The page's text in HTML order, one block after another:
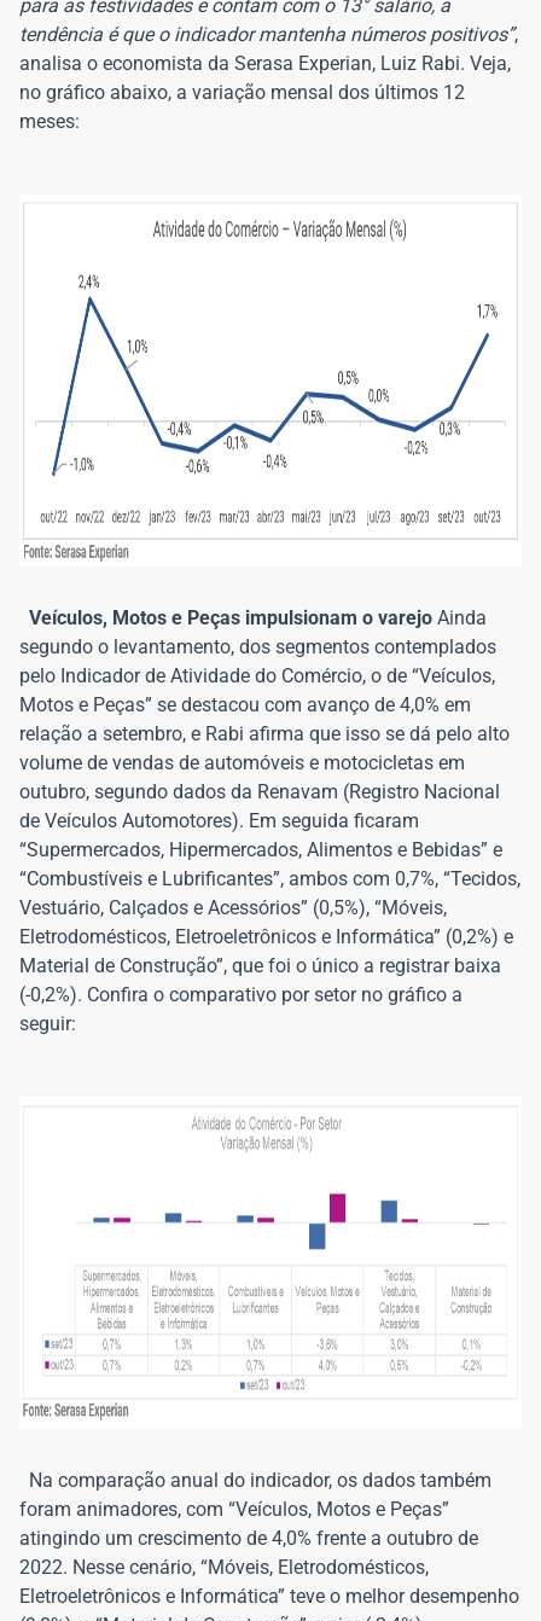
para as festividades e contam com o 13° salário, a
tendência é que o indicador mantenha números positivos”,
analisa o economista da Serasa Experian, Luiz Rabi. Veja,
no gráfico abaixo, a variação mensal dos últimos 12
meses:
Veículos, Motos e Peças impulsionam o varejo Ainda
segundo o levantamento, dos segmentos contemplados
pelo Indicador de Atividade do Comércio, o de “Veículos,
Motos e Peças” se destacou com avanço de 4,0% em
relação a setembro, e Rabi afirma que isso se dá pelo alto
volume de vendas de automóveis e motocicletas em
outubro, segundo dados da Renavam (Registro Nacional
de Veículos Automotores). Em seguida ficaram
“Supermercados, Hipermercados, Alimentos e Bebidas” e
“Combustíveis e Lubrificantes”, ambos com 0,7%, “Tecidos,
Vestuário, Calçados e Acessórios” (0,5%), “Móveis,
Eletrodomésticos, Eletroeletrônicos e Informática” (0,2%) e
Material de Construção”, que foi o único a registrar baixa
(-0,2%). Confira o comparativo por setor no gráfico a
seguir:
Na comparação anual do indicador, os dados também
foram animadores, com “Veículos, Motos e Peças”
atingindo um crescimento de 4,0% frente a outubro de
2022. Nesse cenário, “Móveis, Eletrodomésticos,
Eletroeletrônicos e Informática” teve o melhor desempenho